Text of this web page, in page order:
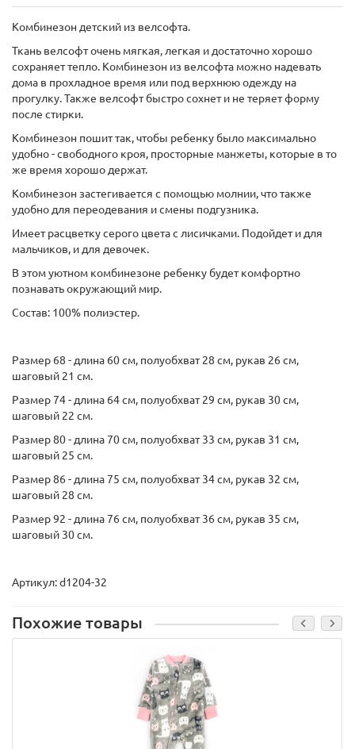
Комбинезон детский из велсофта.
Ткань велсофт очень мягкая, легкая и достаточно хорошо
сохраняет тепло. Комбинезон из велсофта можно надевать
дома в прохладное время или под верхнюю одежду на
прогулку. Также велсофт быстро сохнет и не теряет форму
после стирки.
Комбинезон пошит так, чтобы ребенку было максимально
удобно - свободного кроя, просторные манжеты, которые в то
же время хорошо держат.
Комбинезон застегивается с помощью молнии, что также
удобно для переодевания и смены подгузника.
Имеет расцветку серого цвета с лисичками. Подойдет и для
мальчиков, и для девочек.
В этом уютном комбинезоне ребенку будет комфортно
познавать окружающий мир.
Состав: 100% полиэстер.
Размер 68 - длина 60 см, полуобхват 28 см, рукав 26 см,
шаговый 21 см.
Размер 74 - длина 64 см, полуобхват 29 см, рукав 30 см,
шаговый 22 см.
Размер 80 - длина 70 см, полуобхват 33 см, рукав 31 см,
шаговый 25 см.
Размер 86 - длина 75 см, полуобхват 34 см, рукав 32 см,
шаговый 28 см.
Размер 92 - длина 76 см, полуобхват 36 см, рукав 35 см,
шаговый 30 см.
Артикул: d1204-32
Похожие товары